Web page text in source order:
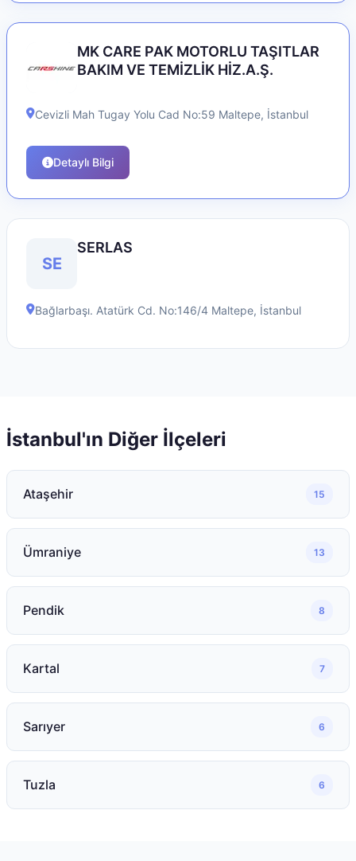
MK CARE PAK MOTORLU TAŞITLAR
BAKIM VE TEMİZLİK HİZ.A.Ş.
Cevizli Mah Tugay Yolu Cad No:59 Maltepe, İstanbul
Detaylı Bilgi
SE
SERLAS
Bağlarbaşı. Atatürk Cd. No:146/4 Maltepe, İstanbul
İstanbul'ın Diğer İlçeleri
Ataşehir 15
Ümraniye 13
Pendik 8
Kartal 7
Sarıyer 6
Tuzla 6